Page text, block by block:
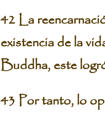
42 La
existencia de la
Buddha, este
43 Por tanto, lo